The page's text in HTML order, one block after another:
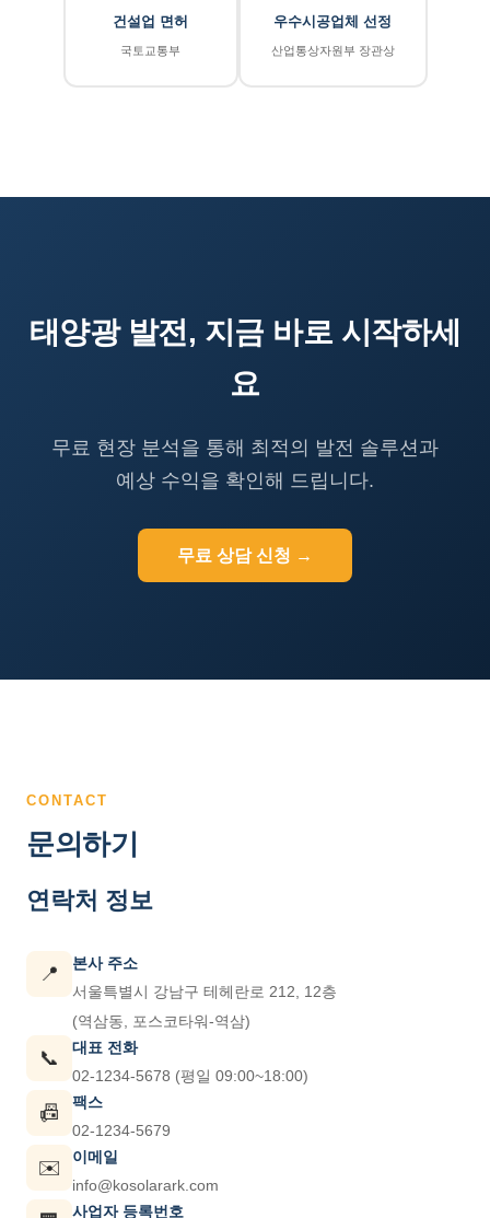
건설업 면허
국토교통부
우수시공업체 선정
산업통상자원부 장관상
태양광 발전, 지금 바로 시작하세
요
무료 현장 분석을 통해 최적의 발전 솔루션과
예상 수익을 확인해 드립니다.
무료 상담 신청 →
CONTACT
문의하기
연락처 정보
📍
본사 주소
서울특별시 강남구 테헤란로 212, 12층
(역삼동, 포스코타워-역삼)
📞
대표 전화
02-1234-5678 (평일 09:00~18:00)
📠
팩스
02-1234-5679
✉️
이메일
info@kosolarark.com
사업자 등록번호